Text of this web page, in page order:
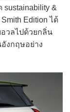
sustainability &
Edition ได้
วลไปด้วยกลิ่น
งกฤษอย่าง